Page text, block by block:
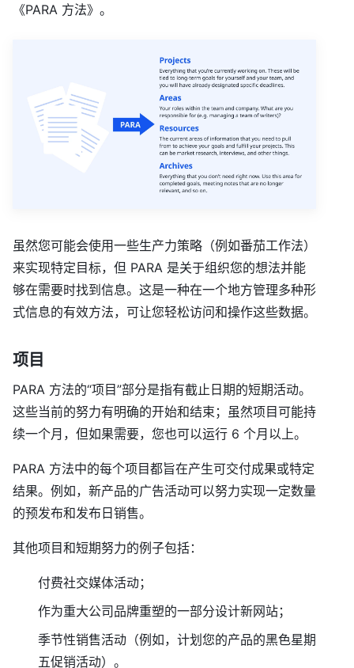
《PARA 方法》。
虽然您可能会使用一些生产力策略（例如番茄工作法）
来实现特定目标，但 PARA 是关于组织您的想法并能
够在需要时找到信息。这是一种在一个地方管理多种形
式信息的有效方法，可让您轻松访问和操作这些数据。
项目
PARA 方法的“项目”部分是指有截止日期的短期活动。
这些当前的努力有明确的开始和结束；虽然项目可能持
续一个月，但如果需要，您也可以运行 6 个月以上。
PARA 方法中的每个项目都旨在产生可交付成果或特定
结果。例如，新产品的广告活动可以努力实现一定数量
的预发布和发布日销售。
其他项目和短期努力的例子包括：
付费社交媒体活动；
作为重大公司品牌重塑的一部分设计新网站；
季节性销售活动（例如，计划您的产品的黑色星期
五促销活动）。